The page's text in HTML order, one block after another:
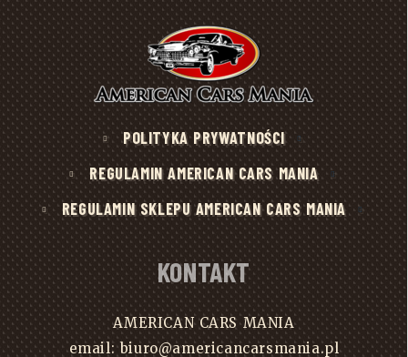
POLITYKA PRYWATNOŚCI
REGULAMIN AMERICAN CARS MANIA
REGULAMIN SKLEPU AMERICAN CARS MANIA
KONTAKT
AMERICAN CARS MANIA
email: biuro@americancarsmania.pl